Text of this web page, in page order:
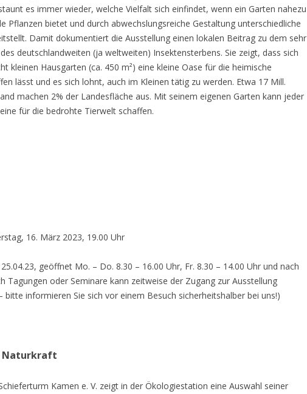
es immer wieder, welche Vielfalt sich einfindet, wenn ein Garten nahezu
Pflanzen bietet und durch abwechslungsreiche Gestaltung unterschiedliche
Damit dokumentiert die Ausstellung einen lokalen Beitrag zu dem sehr
deutschlandweiten (ja weltweiten) Insektensterbens. Sie zeigt, dass sich
kleinen Hausgarten (ca. 450 m²) eine kleine Oase für die heimische
lässt und es sich lohnt, auch im Kleinen tätig zu werden. Etwa 17 Mill.
machen 2% der Landesfläche aus. Mit seinem eigenen Garten kann jeder
für die bedrohte Tierwelt schaffen.
16. März 2023, 19.00 Uhr
geöffnet Mo. – Do. 8.30 – 16.00 Uhr, Fr. 8.30 – 14.00 Uhr und nach
Tagungen oder Seminare kann zeitweise der Zugang zur Ausstellung
bitte informieren Sie sich vor einem Besuch sicherheitshalber bei uns!)
Naturkraft
Kamen e. V. zeigt in der Ökologiestation eine Auswahl seiner